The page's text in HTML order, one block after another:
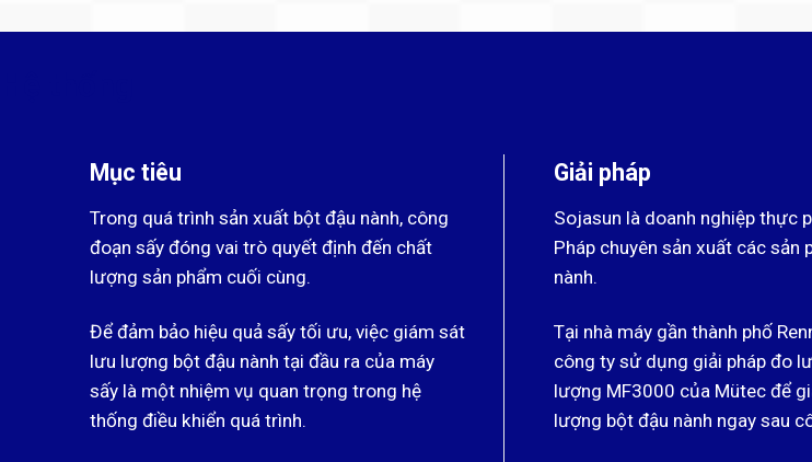
Mục tiêu
Trong quá trình sản xuất bột đậu nành, công
đoạn sấy đóng vai trò quyết định đến chất
lượng sản phẩm cuối cùng.
Để đảm bảo hiệu quả sấy tối ưu, việc giám sát
lưu lượng bột đậu nành tại đầu ra của máy
sấy là một nhiệm vụ quan trọng trong hệ
thống điều khiển quá trình.
Giải pháp
Sojasun là doanh nghiệp thực
Pháp chuyên sản xuất các sản
nành.
Tại nhà máy gần thành phố
công ty sử dụng giải pháp đo
lượng MF3000 của Mütec để
lượng bột đậu nành ngay sau